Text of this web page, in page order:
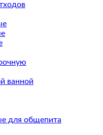
ванной
для общепита